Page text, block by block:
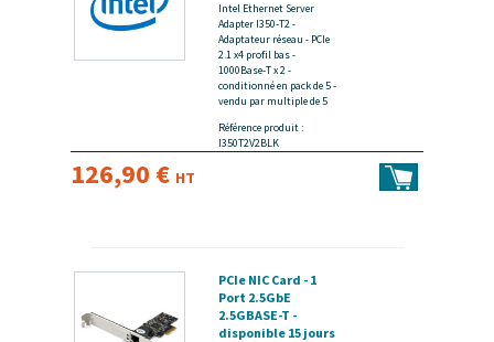
Intel Ethernet Server
Adapter I350-T2 -
Adaptateur réseau - PCIe
2.1 x4 profil bas -
1000Base-T x 2 -
conditionné en pack de 5 -
vendu par multiple de 5
Référence produit :
I350T2V2BLK
126,90 € HT
PCIe NIC Card - 1
Port 2.5GbE
2.5GBASE-T -
disponible 15 jours